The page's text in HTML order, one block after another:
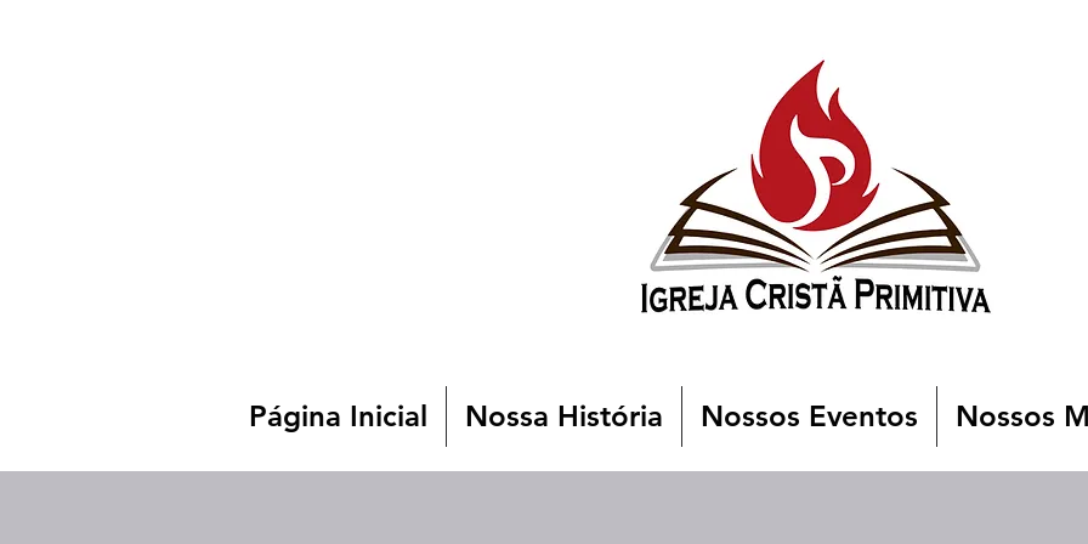
Página Inicial Nossa História Nossos Eventos Nossos